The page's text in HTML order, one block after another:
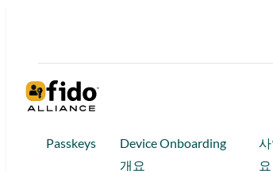
Passkeys
Device Onboarding
개요
요